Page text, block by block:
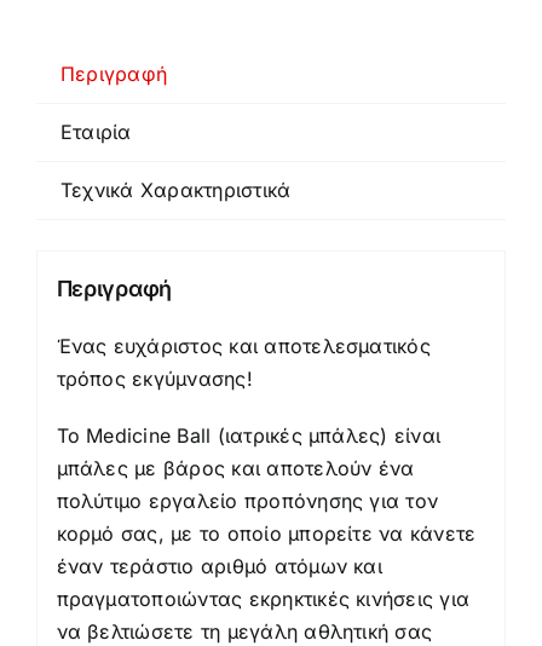
Περιγραφή
Εταιρία
Τεχνικά Χαρακτηριστικά
Περιγραφή
Ένας ευχάριστος και αποτελεσματικός
τρόπος εκγύμνασης!
Το Medicine Ball (ιατρικές μπάλες) είναι
μπάλες με βάρος και αποτελούν ένα
πολύτιμο εργαλείο προπόνησης για τον
κορμό σας, με το οποίο μπορείτε να κάνετε
έναν τεράστιο αριθμό ατόμων και
πραγματοποιώντας εκρηκτικές κινήσεις για
να βελτιώσετε τη μεγάλη αθλητική σας